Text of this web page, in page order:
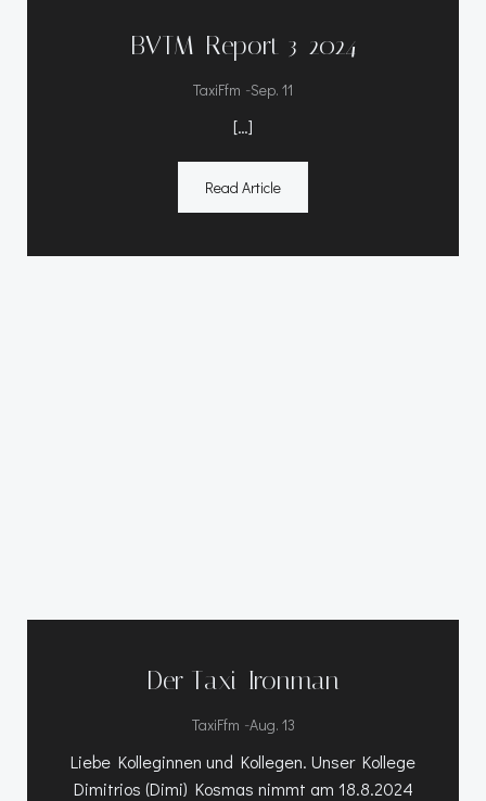
BVTM-Report 3-2024
TaxiFfm -Sep. 11
[…]
Read Article
Der Taxi-Ironman
TaxiFfm -Aug. 13
Liebe Kolleginnen und Kollegen. Unser Kollege
Dimitrios (Dimi) Kosmas nimmt am 18.8.2024